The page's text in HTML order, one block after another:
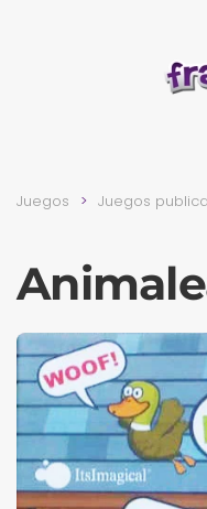
Skip to main
Juegos Juegos